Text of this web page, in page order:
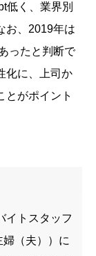
低く、業界別
お、2019年は
ったと判断で
化に、上司か
とがポイント
イトスタッフ
（夫））に